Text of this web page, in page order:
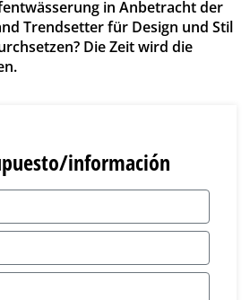
in Anbetracht der
Trendsetter für Design und Stil
Die Zeit wird die
información